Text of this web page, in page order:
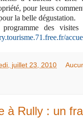
pour leurs
la belle dégustation.
des visites
fr/
juillet 23, 2010
à Rully : un